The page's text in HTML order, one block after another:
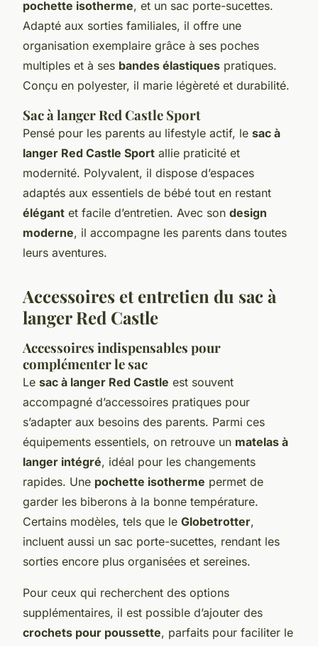
pochette isotherme, et un sac porte-sucettes.
Adapté aux sorties familiales, il offre une
organisation exemplaire grâce à ses poches
multiples et à ses bandes élastiques pratiques.
Conçu en polyester, il marie légèreté et durabilité.
Sac à langer Red Castle Sport
Pensé pour les parents au lifestyle actif, le sac à
langer Red Castle Sport allie praticité et
modernité. Polyvalent, il dispose d’espaces
adaptés aux essentiels de bébé tout en restant
élégant et facile d’entretien. Avec son design
moderne, il accompagne les parents dans toutes
leurs aventures.
Accessoires et entretien du sac à
langer Red Castle
Accessoires indispensables pour
complémenter le sac
Le sac à langer Red Castle est souvent
accompagné d’accessoires pratiques pour
s’adapter aux besoins des parents. Parmi ces
équipements essentiels, on retrouve un matelas à
langer intégré, idéal pour les changements
rapides. Une pochette isotherme permet de
garder les biberons à la bonne température.
Certains modèles, tels que le Globetrotter,
incluent aussi un sac porte-sucettes, rendant les
sorties encore plus organisées et sereines.
Pour ceux qui recherchent des options
supplémentaires, il est possible d’ajouter des
crochets pour poussette, parfaits pour faciliter le